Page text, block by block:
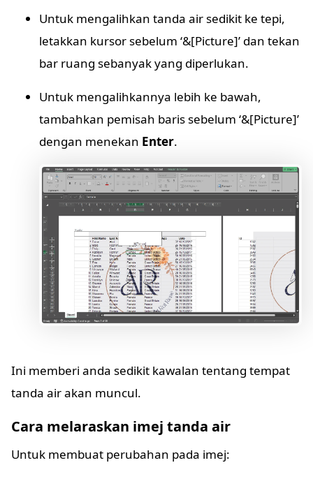
Untuk mengalihkan tanda air sedikit ke tepi,
letakkan kursor sebelum ‘&[Picture]’ dan tekan
bar ruang sebanyak yang diperlukan.
Untuk mengalihkannya lebih ke bawah,
tambahkan pemisah baris sebelum ‘&[Picture]’
dengan menekan Enter.
Ini memberi anda sedikit kawalan tentang tempat
tanda air akan muncul.
Cara melaraskan imej tanda air
Untuk membuat perubahan pada imej: